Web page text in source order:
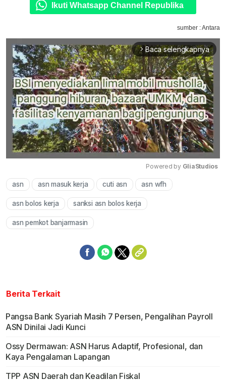
Ikuti Whatsapp Channel Republika
sumber : Antara
arrow_forward_ios Baca selengkapnya
Powered by GliaStudios
asn asn masuk kerja cuti asn asn wfh
asn bolos kerja sanksi asn bolos kerja
asn pemkot banjarmasin
Berita Terkait
Pangsa Bank Syariah Masih 7 Persen, Pengalihan Payroll
ASN Dinilai Jadi Kunci
Ossy Dermawan: ASN Harus Adaptif, Profesional, dan
Kaya Pengalaman Lapangan
TPP ASN Daerah dan Keadilan Fiskal